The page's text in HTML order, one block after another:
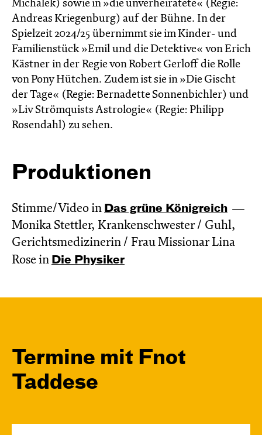
Michalek) sowie in »die unverheiratete« (Regie:
Andreas Kriegenburg) auf der Bühne. In der
Spielzeit 2024/25 übernimmt sie im Kinder- und
Familienstück »Emil und die Detektive« von Erich
Kästner in der Regie von Robert Gerloff die Rolle
von Pony Hütchen. Zudem ist sie in »Die Gischt
der Tage« (Regie: Bernadette Sonnenbichler) und
»Liv Strömquists Astrologie« (Regie: Philipp
Rosendahl) zu sehen.
Produktionen
Stimme/Video in Das grüne König­reich
Monika Stettler, Krankenschwester / Guhl,
Gerichtsmedizinerin / Frau Missionar Lina
Rose in Die Physiker
Termine mit Fnot
Taddese